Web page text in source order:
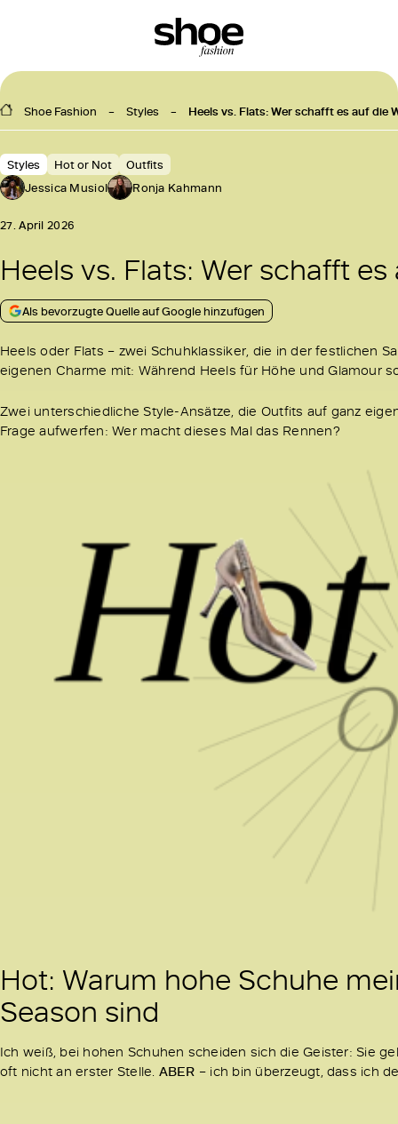
Shoe Fashion Styles Heels vs. Flats: Wer schafft es auf
Styles Hot or Not
Outfits
Jessica Musiol
Ronja Kahmann
27. April 2026
Heels vs. Flats: Wer schafft
Als bevorzugte Quelle auf Google hinzufügen
Heels oder Flats – zwei Schuhklassiker, die in der festlichen
eigenen Charme mit: Während Heels für Höhe und Glamour
Zwei unterschiedliche Style-Ansätze, die Outfits auf ganz
Frage aufwerfen: Wer macht dieses Mal das Rennen?
Hot: Warum hohe Schuhe
Season sind
Ich weiß, bei hohen Schuhen scheiden sich die Geister: Sie
oft nicht an erster Stelle. ABER – ich bin überzeugt, dass ich